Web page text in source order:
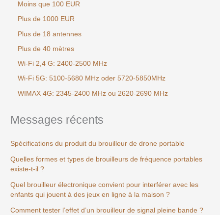
Moins que 100 EUR
Plus de 1000 EUR
Plus de 18 antennes
Plus de 40 mètres
Wi-Fi 2,4 G: 2400-2500 MHz
Wi-Fi 5G: 5100-5680 MHz oder 5720-5850MHz
WIMAX 4G: 2345-2400 MHz ou 2620-2690 MHz
Messages récents
Spécifications du produit du brouilleur de drone portable
Quelles formes et types de brouilleurs de fréquence portables
existe-t-il ?
Quel brouilleur électronique convient pour interférer avec les
enfants qui jouent à des jeux en ligne à la maison ?
Comment tester l’effet d’un brouilleur de signal pleine bande ?